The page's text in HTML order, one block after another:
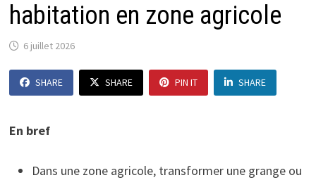
habitation en zone agricole
6 juillet 2026
SHARE SHARE PIN IT SHARE
En bref
Dans une zone agricole, transformer une grange ou